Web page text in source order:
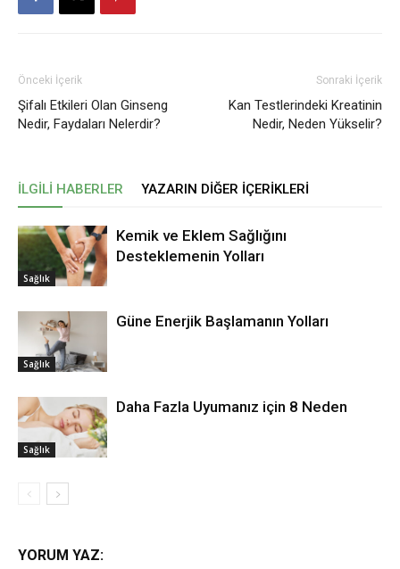
Önceki İçerik
Şifalı Etkileri Olan Ginseng
Nedir, Faydaları Nelerdir?
Sonraki İçerik
Kan Testlerindeki Kreatinin
Nedir, Neden Yükselir?
İLGILI HABERLER YAZARIN DIĞER İÇERIKLERI
Sağlık
Kemik ve Eklem Sağlığını
Desteklemenin Yolları
Sağlık
Güne Enerjik Başlamanın Yolları
Sağlık
Daha Fazla Uyumanız için 8 Neden
YORUM YAZ: